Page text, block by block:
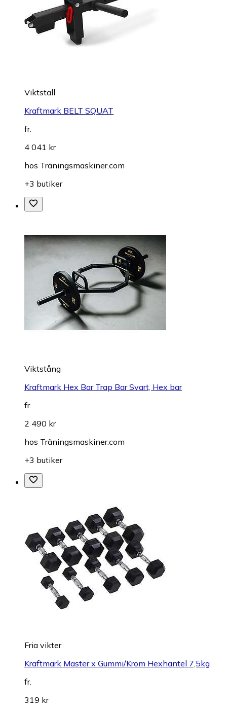
Viktställ
Kraftmark BELT SQUAT
fr.
4 041 kr
hos Träningsmaskiner.com
+3 butiker
Viktstång
Kraftmark Hex Bar Trap Bar Svart, Hex bar
fr.
2 490 kr
hos Träningsmaskiner.com
+3 butiker
Fria vikter
Kraftmark Master x Gummi/Krom Hexhantel 7,5kg
fr.
319 kr